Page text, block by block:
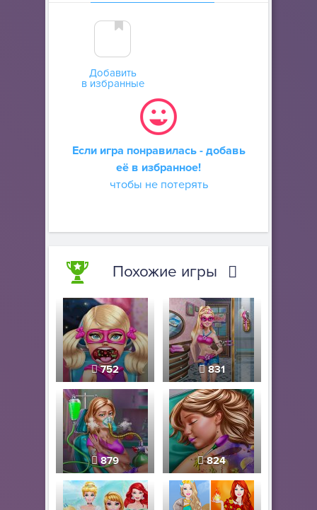
Добавить
в избранные
Если игра понравилась - добавь
её в избранное!
чтобы не потерять
Похожие игры
752 831
879 824